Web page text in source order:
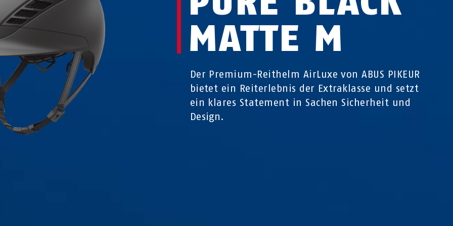
MATTE M
Der Premium-Reithelm AirLuxe von ABUS PIKEUR
bietet ein Reiterlebnis der Extraklasse und setzt
ein klares Statement in Sachen Sicherheit und
Design.